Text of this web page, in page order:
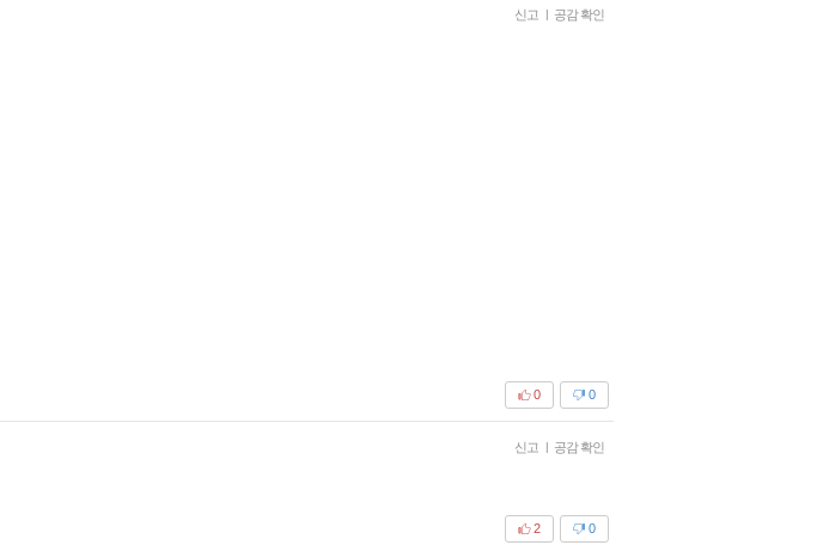
신고 | 공감 확인
0
0
신고 | 공감 확인
0
2